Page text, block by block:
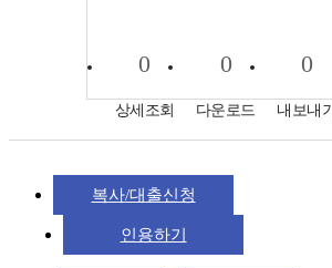
0
상세조회
0
다운로드
0
내보내기
복사/대출신청
인용하기